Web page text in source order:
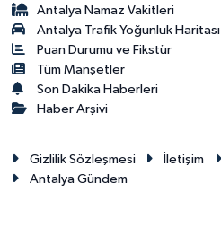
Antalya Namaz Vakitleri
Antalya Trafik Yoğunluk Haritası
Puan Durumu ve Fikstür
Tüm Manşetler
Son Dakika Haberleri
Haber Arşivi
Gizlilik Sözleşmesi İletişim
Antalya Gündem